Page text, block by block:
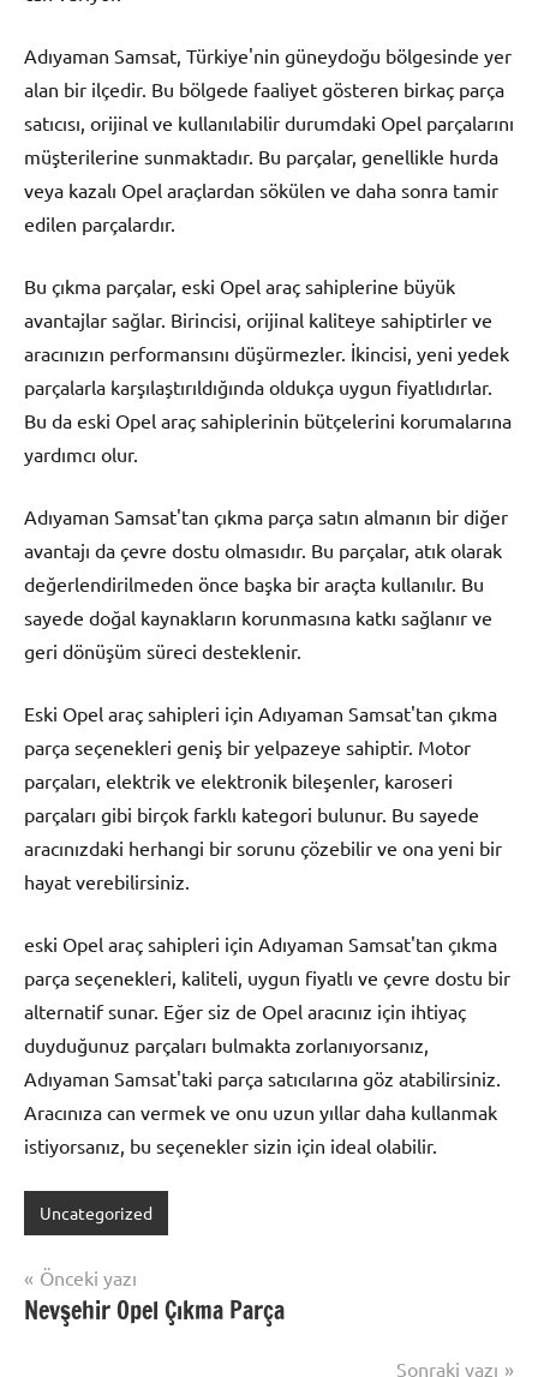
Adıyaman Samsat, Türkiye'nin güneydoğu bölgesinde yer
alan bir ilçedir. Bu bölgede faaliyet gösteren birkaç parça
satıcısı, orijinal ve kullanılabilir durumdaki Opel parçalarını
müşterilerine sunmaktadır. Bu parçalar, genellikle hurda
veya kazalı Opel araçlardan sökülen ve daha sonra tamir
edilen parçalardır.
Bu çıkma parçalar, eski Opel araç sahiplerine büyük
avantajlar sağlar. Birincisi, orijinal kaliteye sahiptirler ve
aracınızın performansını düşürmezler. İkincisi, yeni yedek
parçalarla karşılaştırıldığında oldukça uygun fiyatlıdırlar.
Bu da eski Opel araç sahiplerinin bütçelerini korumalarına
yardımcı olur.
Adıyaman Samsat'tan çıkma parça satın almanın bir diğer
avantajı da çevre dostu olmasıdır. Bu parçalar, atık olarak
değerlendirilmeden önce başka bir araçta kullanılır. Bu
sayede doğal kaynakların korunmasına katkı sağlanır ve
geri dönüşüm süreci desteklenir.
Eski Opel araç sahipleri için Adıyaman Samsat'tan çıkma
parça seçenekleri geniş bir yelpazeye sahiptir. Motor
parçaları, elektrik ve elektronik bileşenler, karoseri
parçaları gibi birçok farklı kategori bulunur. Bu sayede
aracınızdaki herhangi bir sorunu çözebilir ve ona yeni bir
hayat verebilirsiniz.
eski Opel araç sahipleri için Adıyaman Samsat'tan çıkma
parça seçenekleri, kaliteli, uygun fiyatlı ve çevre dostu bir
alternatif sunar. Eğer siz de Opel aracınız için ihtiyaç
duyduğunuz parçaları bulmakta zorlanıyorsanız,
Adıyaman Samsat'taki parça satıcılarına göz atabilirsiniz.
Aracınıza can vermek ve onu uzun yıllar daha kullanmak
istiyorsanız, bu seçenekler sizin için ideal olabilir.
Uncategorized
Yazı
gezinmesi
Önceki yazı
Nevşehir Opel Çıkma Parça
Sonraki yazı